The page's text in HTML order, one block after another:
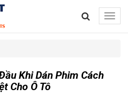
Toggle
Khi Dán Phim Cách
Cho Ô Tô